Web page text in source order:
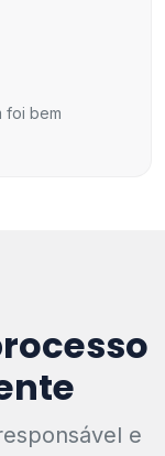
foi bem
e